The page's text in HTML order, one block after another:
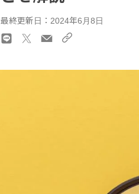
最終更新日：2024年6月8日